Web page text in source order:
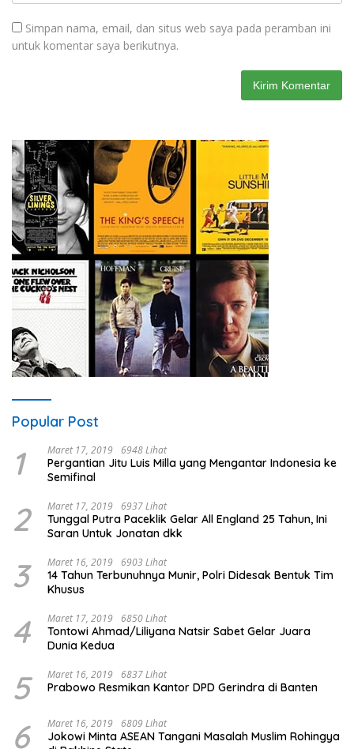
Simpan nama, email, dan situs web saya pada peramban ini
untuk komentar saya berikutnya.
Popular Post
1 Maret 17, 2019 6948 Lihat
Pergantian Jitu Luis Milla yang Mengantar Indonesia ke
Semifinal
2 Maret 17, 2019 6937 Lihat
Tunggal Putra Paceklik Gelar All England 25 Tahun, Ini
Saran Untuk Jonatan dkk
3 Maret 16, 2019 6903 Lihat
14 Tahun Terbunuhnya Munir, Polri Didesak Bentuk Tim
Khusus
4 Maret 17, 2019 6850 Lihat
Tontowi Ahmad/Liliyana Natsir Sabet Gelar Juara
Dunia Kedua
5 Maret 16, 2019 6837 Lihat
Prabowo Resmikan Kantor DPD Gerindra di Banten
6 Maret 16, 2019 6809 Lihat
Jokowi Minta ASEAN Tangani Masalah Muslim Rohingya